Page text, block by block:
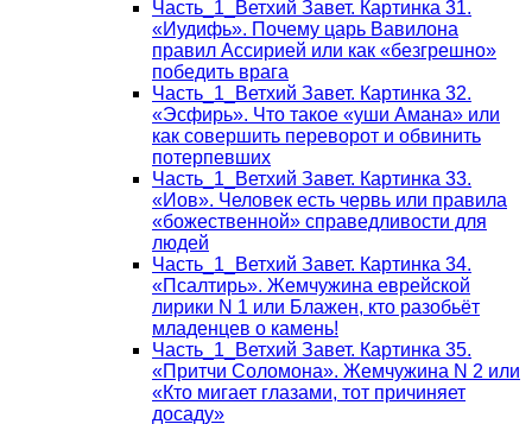
Часть_1_Ветхий Завет. Картинка 31.
«Иудифь». Почему царь Вавилона
правил Ассирией или как «безгрешно»
победить врага
Часть_1_Ветхий Завет. Картинка 32.
«Эсфирь». Что такое «уши Амана» или
как совершить переворот и обвинить
потерпевших
Часть_1_Ветхий Завет. Картинка 33.
«Иов». Человек есть червь или правила
«божественной» справедливости для
людей
Часть_1_Ветхий Завет. Картинка 34.
«Псалтирь». Жемчужина еврейской
лирики N 1 или Блажен, кто разобьёт
младенцев о камень!
Часть_1_Ветхий Завет. Картинка 35.
«Притчи Соломона». Жемчужина N 2 или
«Кто мигает глазами, тот причиняет
досаду»